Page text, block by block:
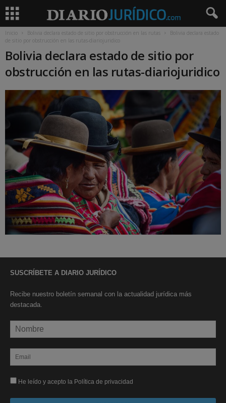
Inicio Bolivia declara estado de sitio por obstrucción en las rutas
Bolivia declara estado
de sitio por obstrucción en las rutas-diariojuridico
Bolivia declara estado de sitio por
obstrucción en las rutas-diariojuridico
SUSCRÍBETE A DIARIO JURÍDICO
Recibe nuestro boletín semanal con la actualidad jurídica más
destacada.
He leído y acepto la Política de privacidad